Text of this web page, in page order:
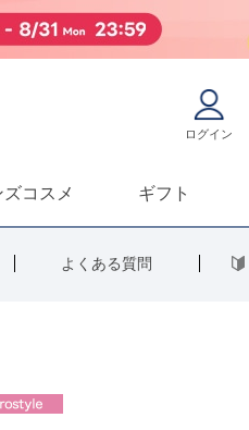
ログイン
ズコスメ ギフト
よくある質問